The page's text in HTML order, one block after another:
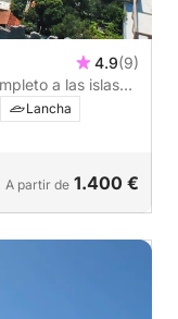
4.9(9)
a las islas
Lancha
A partir de 1.400 €